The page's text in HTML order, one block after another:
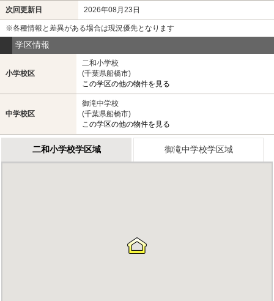
次回更新日 2026年08月23日
※各種情報と差異がある場合は現況優先となります
学区情報
小学校区
二和小学校
(千葉県船橋市)
この学区の他の物件を見る
中学校区
御滝中学校
(千葉県船橋市)
この学区の他の物件を見る
二和小学校学区域 御滝中学校学区域